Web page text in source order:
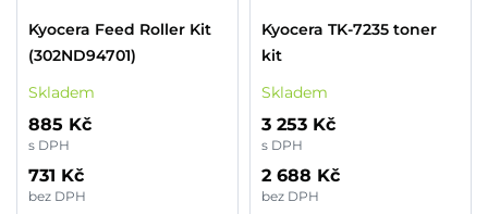
Kyocera Feed Roller Kit
(302ND94701)
Skladem
885 Kč
s DPH
731 Kč
bez DPH
Kyocera TK-7235 toner
kit
Skladem
3 253 Kč
s DPH
2 688 Kč
bez DPH